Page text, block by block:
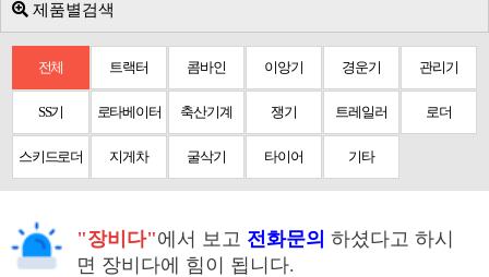
제품별검색
전체 트랙터 콤바인 이앙기 경운기 관리기
SS기 로타베이터 축산기계 쟁기 트레일러 로더
스키드로더 지게차 굴삭기 타이어 기타
"장비다"에서 보고 전화문의 하셨다고 하시
면 장비다에 힘이 됩니다.